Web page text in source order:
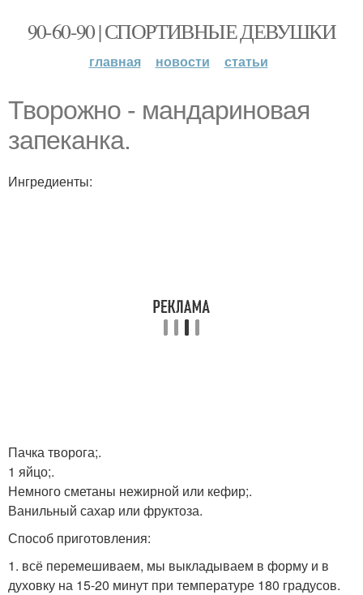
90-60-90 | СПОРТИВНЫЕ ДЕВУШКИ
главная новости статьи
Творожно - мандариновая
запеканка.
Ингредиенты:
Пачка творога;.
1 яйцо;.
Немного сметаны нежирной или кефир;.
Ванильный сахар или фруктоза.
Способ приготовления:
1. всё перемешиваем, мы выкладываем в форму и в
духовку на 15-20 минут при температуре 180 градусов.